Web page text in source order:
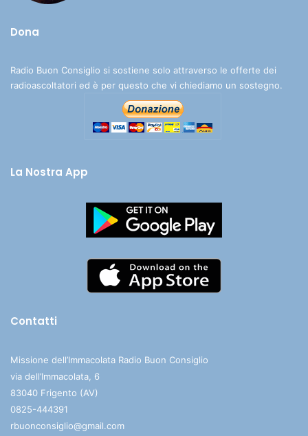
Dona
Radio Buon Consiglio si sostiene solo attraverso le offerte dei
radioascoltatori ed è per questo che vi chiediamo un sostegno.
La Nostra App
Contatti
Missione dell’Immacolata Radio Buon Consiglio
via dell’Immacolata, 6
83040 Frigento (AV)
0825-444391
rbuonconsiglio@gmail.com